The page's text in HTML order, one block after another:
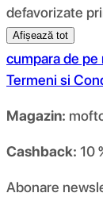
defavorizate
Afișează tot
cumpara de pe
Termeni si
Magazin:
Cashback: 10
Abonare